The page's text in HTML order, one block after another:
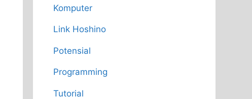
Komputer
Link Hoshino
Potensial
Programming
Tutorial